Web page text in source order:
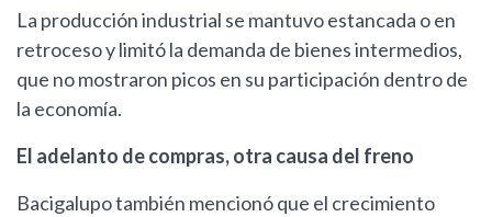
La producción industrial se mantuvo estancada o en
retroceso y limitó la demanda de bienes intermedios,
que no mostraron picos en su participación dentro de
la economía.
El adelanto de compras, otra causa del freno
Bacigalupo también mencionó que el crecimiento